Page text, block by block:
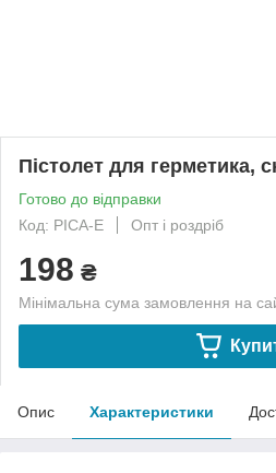
Пістолет для герметика,
Готово до відправки
Код: PICA-E
Опт і роздріб
198 ₴
Мінімальна сума замовлення на
Опис Характеристики